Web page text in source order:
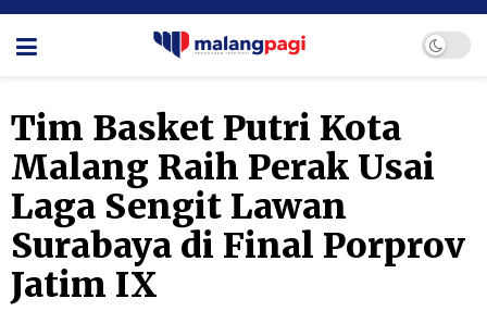
Tim Basket Putri Kota
Malang Raih Perak Usai
Laga Sengit Lawan
Surabaya di Final Porprov
Jatim IX